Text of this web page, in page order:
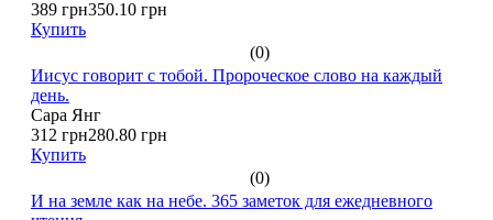
389 грн350.10 грн
Купить
(0)
Иисус говорит с тобой. Пророческое слово на каждый
день.
Сара Янг
312 грн280.80 грн
Купить
(0)
И на земле как на небе. 365 заметок для ежедневного